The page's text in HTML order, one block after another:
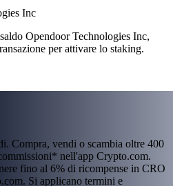
Inc
Opendoor Technologies Inc,
per attivare lo staking.
Compra, vendi o scambia oltre 400
nell'app Crypto.com.
fino al 6% di ricompense in CRO
Si applicano termini e